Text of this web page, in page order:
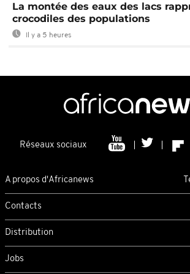
La montée des eaux des lacs
crocodiles des populations
Il y a 5 heures
Réseaux sociaux
A propos d'Africanews
Contacts
Distribution
Jobs